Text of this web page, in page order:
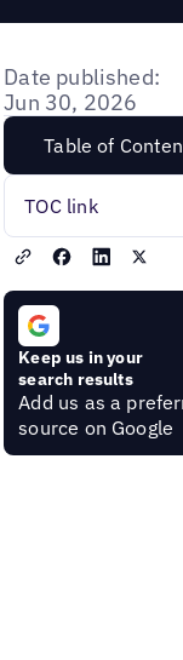
Date published:
Jun 30, 2026
Table of
TOC link
Keep us in your
search results
Add us as a
source on Google